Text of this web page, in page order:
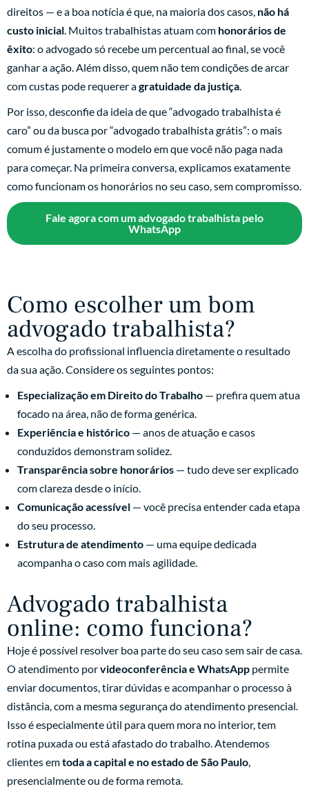
direitos — e a boa notícia é que, na maioria dos casos, não há
custo inicial. Muitos trabalhistas atuam com honorários de
êxito: o advogado só recebe um percentual ao final, se você
ganhar a ação. Além disso, quem não tem condições de arcar
com custas pode requerer agratuidade da justiça.
Por isso, desconfie da ideia de que “advogado trabalhista é
caro” ou da busca por “advogado trabalhista grátis”: o mais
comum é justamente o modelo em que você não paga nada
para começar. Na primeira conversa, explicamos exatamente
como funcionam os honorários no seu caso, sem compromisso.
Fale agora com um advogado trabalhista pelo
WhatsApp
Como escolher um bom
advogado trabalhista?
A escolha do profissional influencia diretamente o resultado
da sua ação. Considere os seguintes pontos:
Especialização em Direito do Trabalho — prefira quem atua
focado na área, não de forma genérica.
Experiência e histórico — anos de atuação e casos
conduzidos demonstram solidez.
Transparência sobre honorários — tudo deve ser explicado
com clareza desde o início.
Comunicação acessível — você precisa entender cada etapa
do seu processo.
Estrutura de atendimento — uma equipe dedicada
acompanha o caso com mais agilidade.
Advogado trabalhista
online: como funciona?
Hoje é possível resolver boa parte do seu caso sem sair de casa.
O atendimento porvideoconferência e WhatsApp permite
enviar documentos, tirar dúvidas e acompanhar o processo à
distância, com a mesma segurança do atendimento presencial.
Isso é especialmente útil para quem mora no interior, tem
rotina puxada ou está afastado do trabalho. Atendemos
clientes emtoda a capital e no estado de São Paulo,
presencialmente ou de forma remota.